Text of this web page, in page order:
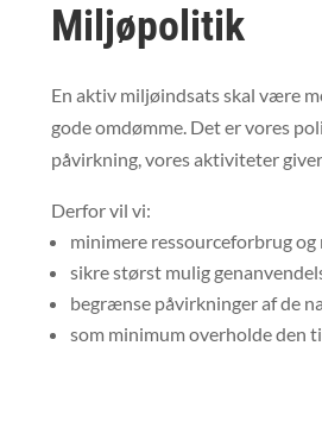
Miljøpolitik
En aktiv miljøindsats skal være
gode omdømme. Det er vores
påvirkning, vores aktiviteter
Derfor vil vi:
minimere ressourceforbrug
sikre størst mulig
begrænse påvirkninger af de
som minimum overholde den